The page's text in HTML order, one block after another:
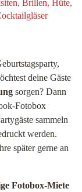
deine Gäste
sorgen? Dann
Fotobox
sammeln
werden.
später gerne an
Fotobox-Miete